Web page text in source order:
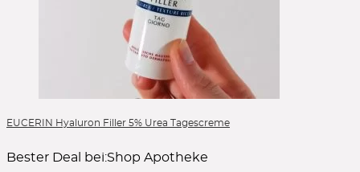
EUCERIN Hyaluron Filler 5% Urea Tagescreme
Bester Deal bei:Shop Apotheke